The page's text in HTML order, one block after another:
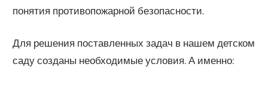
понятия противопожарной безопасности.
Для решения поставленных задач в нашем детском
саду созданы необходимые условия. А именно: